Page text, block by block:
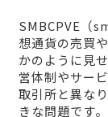
SMBCPVE（
想通貨の売買
かのように見
営体制やサー
取引所と異な
きな問題です